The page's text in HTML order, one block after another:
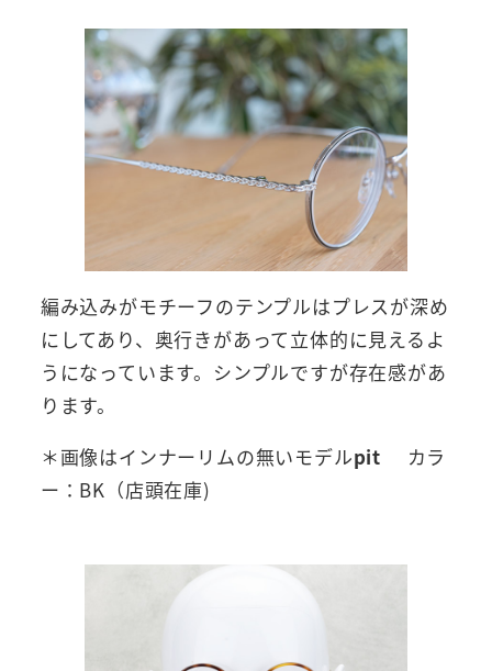
編み込みがモチーフのテンプルはプレスが深め
にしてあり、奥行きがあって立体的に見えるよ
うになっています。シンプルですが存在感があ
ります。
＊画像はインナーリムの無いモデルpit カラ
ー：BK（店頭在庫)